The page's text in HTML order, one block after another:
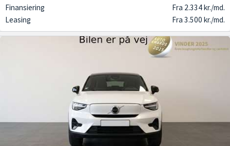
Finansiering
Fra 2.334 kr./md.
Leasing
Fra 3.500 kr./md.